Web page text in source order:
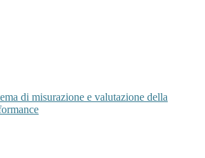
di misurazione e valutazione della